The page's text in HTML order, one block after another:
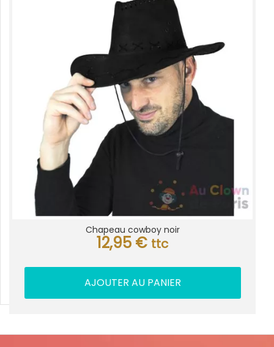
Chapeau cowboy noir
12,95 € ttc
AJOUTER AU PANIER